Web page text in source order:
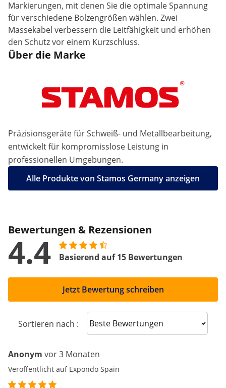
Markierungen, mit denen Sie die optimale Spannung
für verschiedene Bolzengrößen wählen. Zwei
Massekabel verbessern die Leitfähigkeit und erhöhen
den Schutz vor einem Kurzschluss.
Über die Marke
Präzisionsgeräte für Schweiß- und Metallbearbeitung,
entwickelt für kompromisslose Leistung in
professionellen Umgebungen.
Alle Produkte von Stamos Germany anzeigen
Bewertungen & Rezensionen
4.4 Basierend auf 15 Bewertungen
Jetzt Bewertung schreiben
Sortieren nach : Sort reviews
Anonym vor 3 Monaten
Veröffentlicht auf Expondo Spain